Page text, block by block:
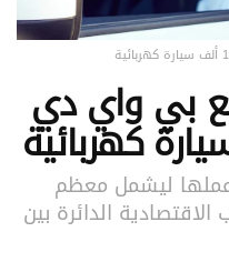
بي واي دي
ليشمل معظم
الدائرة بين